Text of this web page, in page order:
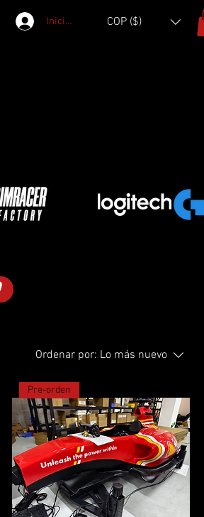
Iniciar sesiónCOP ($)
Ordenar por: Lo más nuevo
Pre-orden